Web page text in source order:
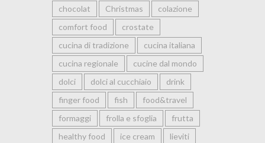
chocolat
Christmas
colazione
comfort food
crostate
cucina di tradizione
cucina italiana
cucina regionale
cucine dal mondo
dolci
dolci al cucchiaio
drink
finger food
fish
food&travel
formaggi
frolla e sfoglia
frutta
healthy food
ice cream
lieviti